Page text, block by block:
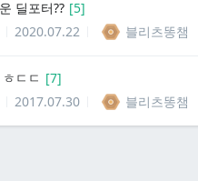
딜포터?? [5]
2020.07.22 블리츠똥챔
ㄷㄷ [7]
2017.07.30 블리츠똥챔